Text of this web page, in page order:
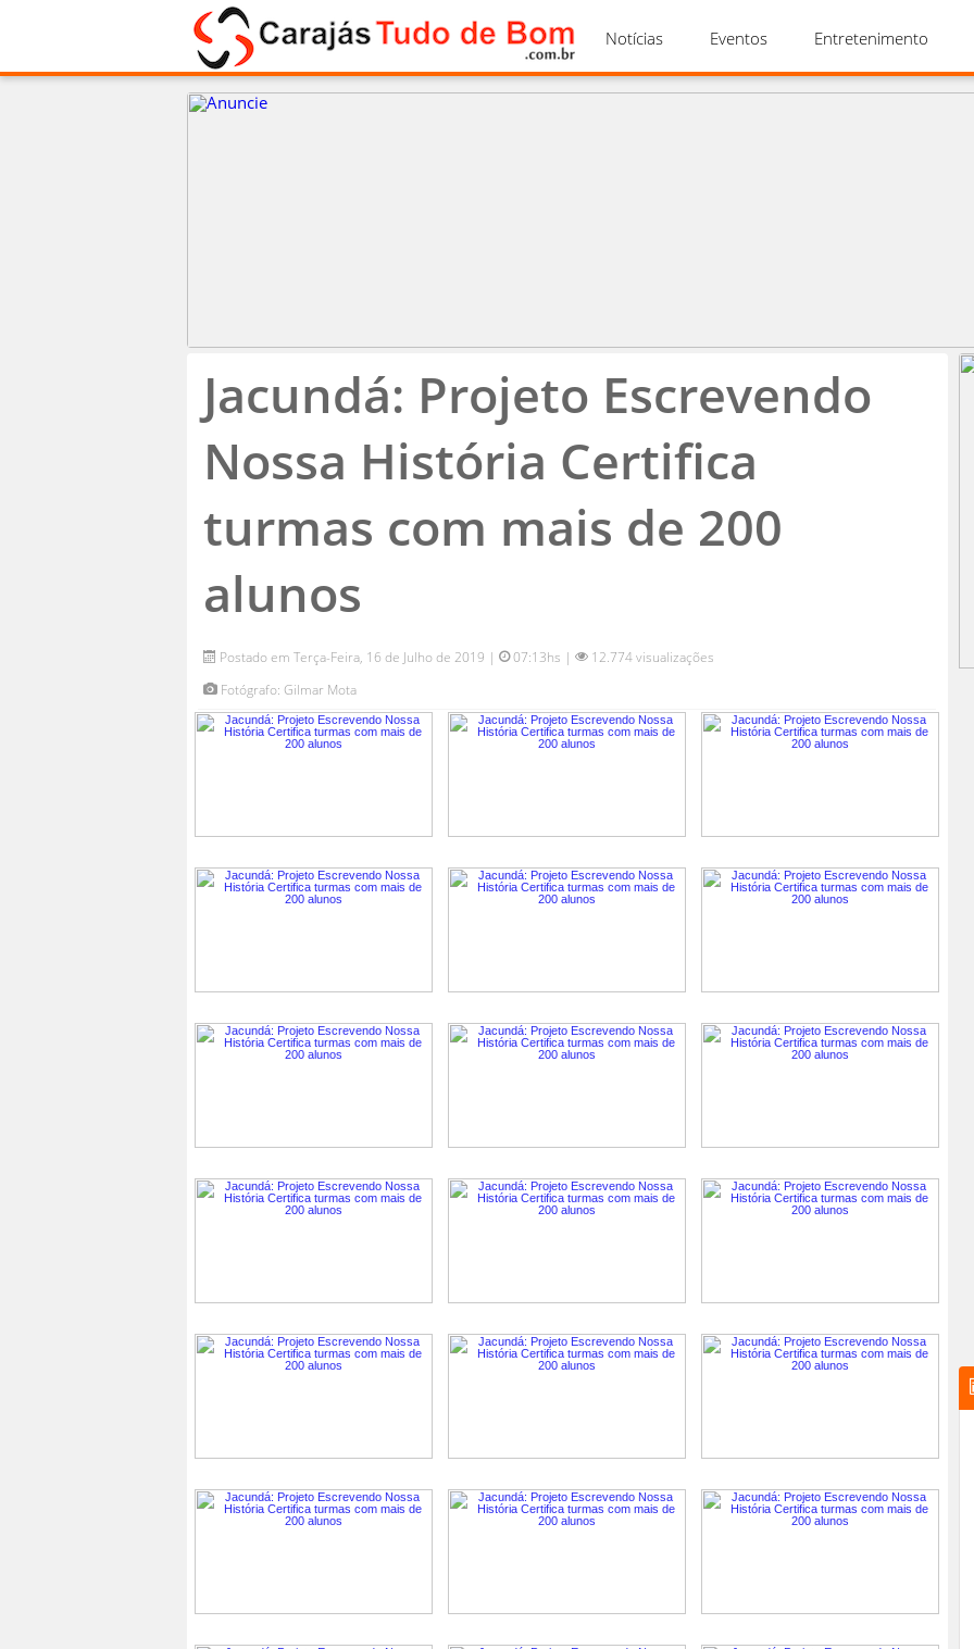
Notícias Eventos Entretenimento
Jacundá: Projeto Escrevendo
Nossa História Certifica
turmas com mais de 200
alunos
Postado em Terça-Feira, 16 de Julho de 2019 | 07:13hs |
12.774 visualizações
Fotógrafo: Gilmar Mota